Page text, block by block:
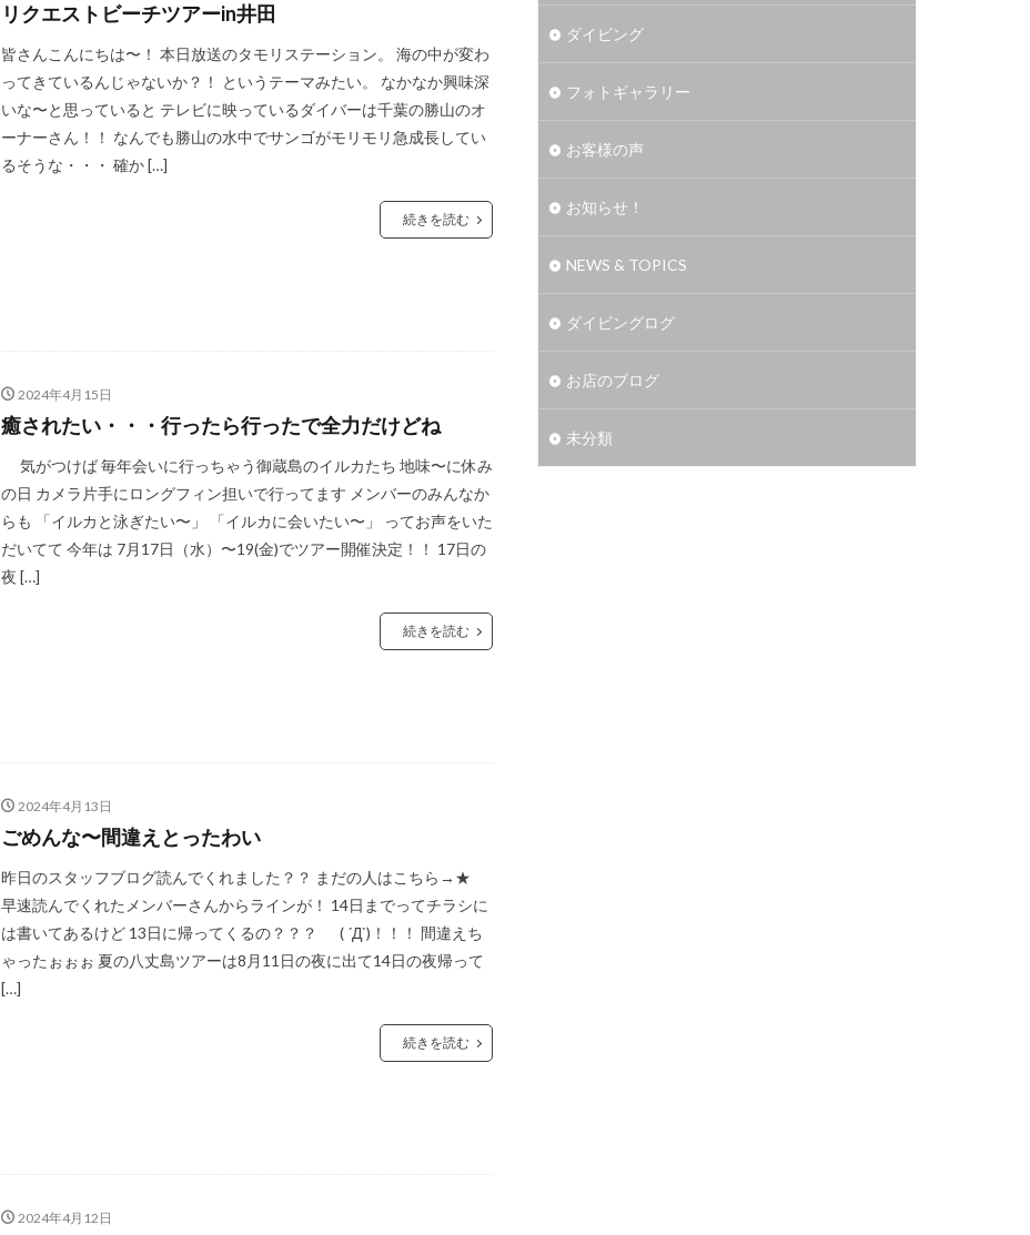
リクエストビーチツアーin井田
皆さんこんにちは〜！ 本日放送のタモリステーション。 海の中が変わ
ってきているんじゃないか？！ というテーマみたい。 なかなか興味深
いな〜と思っていると テレビに映っているダイバーは千葉の勝山のオ
ーナーさん！！ なんでも勝山の水中でサンゴがモリモリ急成長してい
るそうな・・・ 確か […]
続きを読む
2024年4月15日
癒されたい・・・行ったら行ったで全力だけどね
気がつけば 毎年会いに行っちゃう御蔵島のイルカたち 地味〜に休み
の日 カメラ片手にロングフィン担いで行ってます メンバーのみんなか
らも 「イルカと泳ぎたい〜」 「イルカに会いたい〜」 ってお声をいた
だいてて 今年は 7月17日（水）〜19(金)でツアー開催決定！！ 17日の
夜 […]
続きを読む
2024年4月13日
ごめんな〜間違えとったわい
昨日のスタッフブログ読んでくれました？？ まだの人はこちら→★
早速読んでくれたメンバーさんからラインが！ 14日までってチラシに
は書いてあるけど 13日に帰ってくるの？？？ ( ´Д`)！！！ 間違えち
ゃったぉぉぉ 夏の八丈島ツアーは8月11日の夜に出て14日の夜帰って
[…]
続きを読む
2024年4月12日
ダイビング
フォトギャラリー
お客様の声
お知らせ！
NEWS & TOPICS
ダイビングログ
お店のブログ
未分類